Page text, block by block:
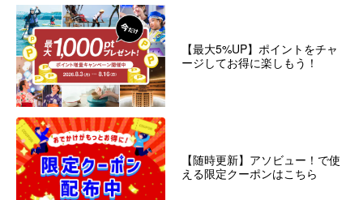
【最大5%UP】ポイントをチャ
ージしてお得に楽しもう！
【随時更新】アソビュー！で使
える限定クーポンはこちら